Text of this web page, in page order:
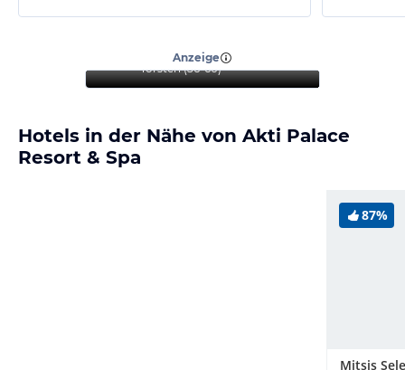
Anzeige
Torsten (56-60)
Hotels in der Nähe von Akti Palace
Resort & Spa
87%